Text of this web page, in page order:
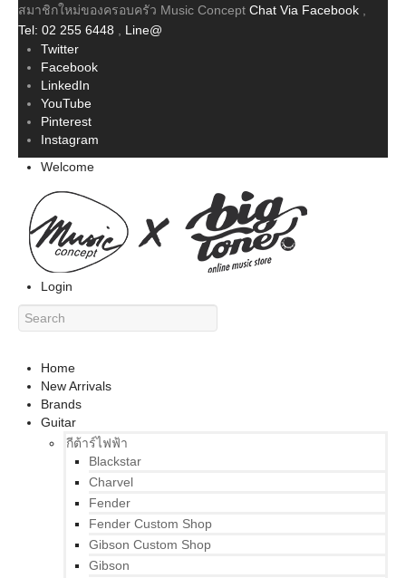
สมาชิกใหม่ของครอบครัว Music Concept Chat Via Facebook
Tel: 02 255 6448
Line@
Twitter
Facebook
LinkedIn
YouTube
Pinterest
Instagram
Welcome
Login
Home
New Arrivals
Brands
Guitar
กีต้าร์ไฟฟ้า
Blackstar
Charvel
Fender
Fender Custom Shop
Gibson Custom Shop
Gibson